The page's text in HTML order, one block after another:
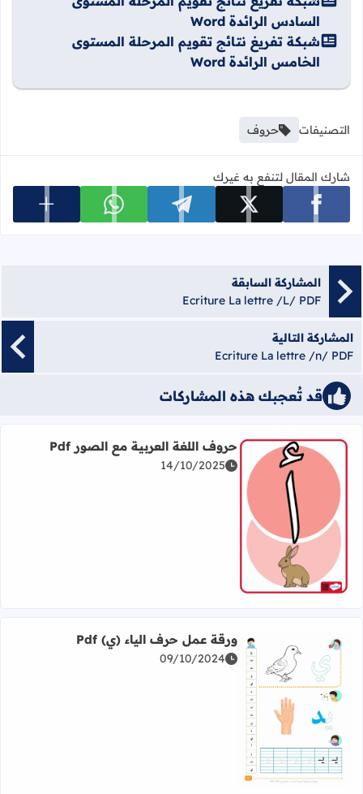
السادس الرائدة Word
شبكة تفريغ نتائج تقويم المرحلة المستوى
الخامس الرائدة Word
التصنيفات حروف
شارك المقال لتنفع به غيرك
شارك على facebook شارك على x شارك على telegram شارك على whatsapp عرض
المشاركة السابقة
Ecriture La lettre /L/ PDF
المشاركة التالية
Ecriture La lettre /n/ PDF
قد تُعجبك هذه المشاركات
اقرأ المزيد عن حروف اللغة العربية مع الصور Pdf
حروف اللغة العربية مع الصور Pdf
14/10/2025
اقرأ المزيد عن ورقة عمل حرف الياء (ي) Pdf
ورقة عمل حرف الياء (ي) Pdf
09/10/2024